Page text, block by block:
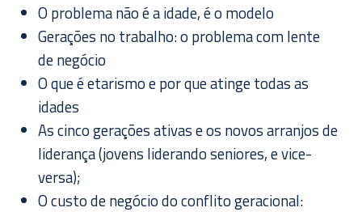
O problema não é a idade, é o modelo
Gerações no trabalho: o problema com lente
de negócio
O que é etarismo e por que atinge todas as
idades
As cinco gerações ativas e os novos arranjos de
liderança (jovens liderando seniores, e vice-
versa);
O custo de negócio do conflito geracional: